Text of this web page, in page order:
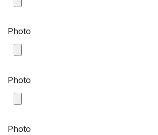
Photo
Photo
Photo